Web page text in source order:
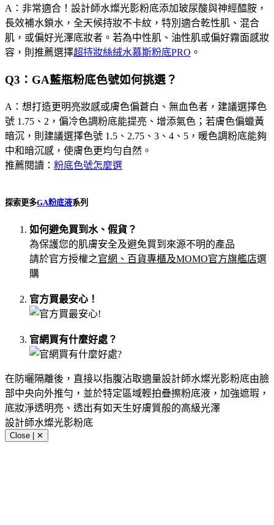
A：非常適合！設計師水燦光影粉底添加玻尿酸與神經醯胺，
長效補水鎖水，全天候持妝不卡紋，特別適合乾性肌、混合
肌，或偏好光澤底妝者。若為中性肌、油性肌或偏好霧面感妝
容，則推薦選擇超持妝絲絨水慕斯粉底PRO 。
Q3：GA藍瓶粉底色號如何挑選？
A：想打造更明亮妝感或膚色偏蒼白、無血色者，建議選擇色
號 1.75、2，偏冷色調粉底能提亮、增添氣色；若膚色偏蠟黃
暗沉，則建議選擇色號 1.5、2.75、3、4、5，暖色調粉底能夠
中和暗沉感，使膚色更均勻自然。
推薦閱讀： 粉底色號怎麼選
探索更多GA粉底液系列
如何避免買到水、假貨？
為保護您的肌膚安全及避免買到來源不明的產品
請於官方授權之官網、百貨專櫃及MOMO官方旗艦店選
購
官方買最安心！
官網買有什麼好處？
在防曬隔離後，直接以指腹沾取適量設計師水燦光影粉底由臉
部中央向外推勻，並於特定區域輕拍疊擦粉底液，加強遮瑕，
底妝淨透明亮、透出有如天生好膚質般的高級光澤
設計師水燦光影粉底
Close | ✕